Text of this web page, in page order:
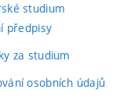
studium
předpisy
za studium
osobních údajů